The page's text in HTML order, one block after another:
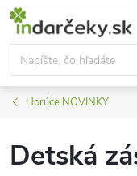
Prejsť
obsah
Horúce NOVINKY
Detská